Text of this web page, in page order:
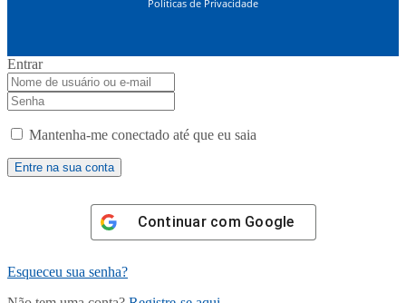
Políticas de Privacidade
Entrar
Mantenha-me conectado até que eu saia
Continuar com Google
Esqueceu sua senha?